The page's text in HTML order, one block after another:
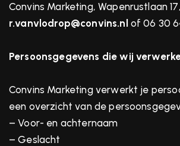
Convins Marketing, Wapenrustlaan
r.vanvlodrop@convins.nl of 06 30
Persoonsgegevens die wij
Convins Marketing verwerkt je
een overzicht van de
– Voor- en achternaam
– Geslacht